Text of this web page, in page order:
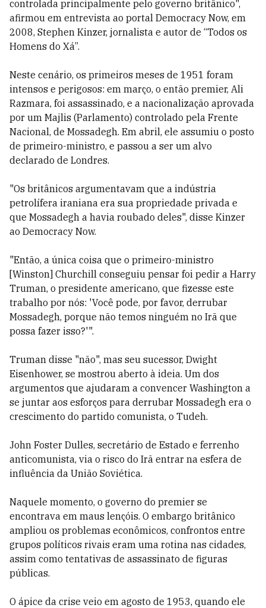
controlada principalmente pelo governo britânico",
afirmou em entrevista ao portal Democracy Now, em
2008, Stephen Kinzer, jornalista e autor de “Todos os
Homens do Xá”.
Neste cenário, os primeiros meses de 1951 foram
intensos e perigosos: em março, o então premier, Ali
Razmara, foi assassinado, e a nacionalização aprovada
por um Majlis (Parlamento) controlado pela Frente
Nacional, de Mossadegh. Em abril, ele assumiu o posto
de primeiro-ministro, e passou a ser um alvo
declarado de Londres.
"Os britânicos argumentavam que a indústria
petrolífera iraniana era sua propriedade privada e
que Mossadegh a havia roubado deles", disse Kinzer
ao Democracy Now.
"Então, a única coisa que o primeiro-ministro
[Winston] Churchill conseguiu pensar foi pedir a Harry
Truman, o presidente americano, que fizesse este
trabalho por nós: 'Você pode, por favor, derrubar
Mossadegh, porque não temos ninguém no Irã que
possa fazer isso?'".
Truman disse "não", mas seu sucessor, Dwight
Eisenhower, se mostrou aberto à ideia. Um dos
argumentos que ajudaram a convencer Washington a
se juntar aos esforços para derrubar Mossadegh era o
crescimento do partido comunista, o Tudeh.
John Foster Dulles, secretário de Estado e ferrenho
anticomunista, via o risco do Irã entrar na esfera de
influência da União Soviética.
Naquele momento, o governo do premier se
encontrava em maus lençóis. O embargo britânico
ampliou os problemas econômicos, confrontos entre
grupos políticos rivais eram uma rotina nas cidades,
assim como tentativas de assassinato de figuras
públicas.
O ápice da crise veio em agosto de 1953, quando ele